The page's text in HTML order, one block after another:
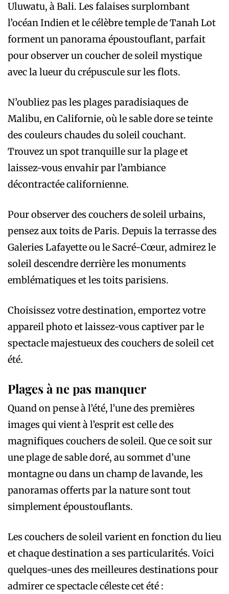
Uluwatu, à Bali. Les falaises surplombant
l’océan Indien et le célèbre temple de Tanah Lot
forment un panorama époustouflant, parfait
pour observer un coucher de soleil mystique
avec la lueur du crépuscule sur les flots.
N’oubliez pas les plages paradisiaques de
Malibu, en Californie, où le sable dore se teinte
des couleurs chaudes du soleil couchant.
Trouvez un spot tranquille sur la plage et
laissez-vous envahir par l’ambiance
décontractée californienne.
Pour observer des couchers de soleil urbains,
pensez aux toits de Paris. Depuis la terrasse des
Galeries Lafayette ou le Sacré-Cœur, admirez le
soleil descendre derrière les monuments
emblématiques et les toits parisiens.
Choisissez votre destination, emportez votre
appareil photo et laissez-vous captiver par le
spectacle majestueux des couchers de soleil cet
été.
Plages à ne pas manquer
Quand on pense à l’été, l’une des premières
images qui vient à l’esprit est celle des
magnifiques couchers de soleil. Que ce soit sur
une plage de sable doré, au sommet d’une
montagne ou dans un champ de lavande, les
panoramas offerts par la nature sont tout
simplement époustouflants.
Les couchers de soleil varient en fonction du lieu
et chaque destination a ses particularités. Voici
quelques-unes des meilleures destinations pour
admirer ce spectacle céleste cet été :